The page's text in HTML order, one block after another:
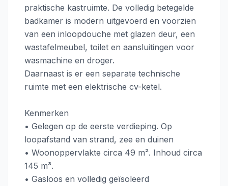
praktische kastruimte. De volledig betegelde
badkamer is modern uitgevoerd en voorzien
van een inloopdouche met glazen deur, een
wastafelmeubel, toilet en aansluitingen voor
wasmachine en droger.
Daarnaast is er een separate technische
ruimte met een elektrische cv-ketel.
Kenmerken
• Gelegen op de eerste verdieping. Op
loopafstand van strand, zee en duinen
• Woonoppervlakte circa 49 m². Inhoud circa
145 m³.
• Gasloos en volledig geïsoleerd